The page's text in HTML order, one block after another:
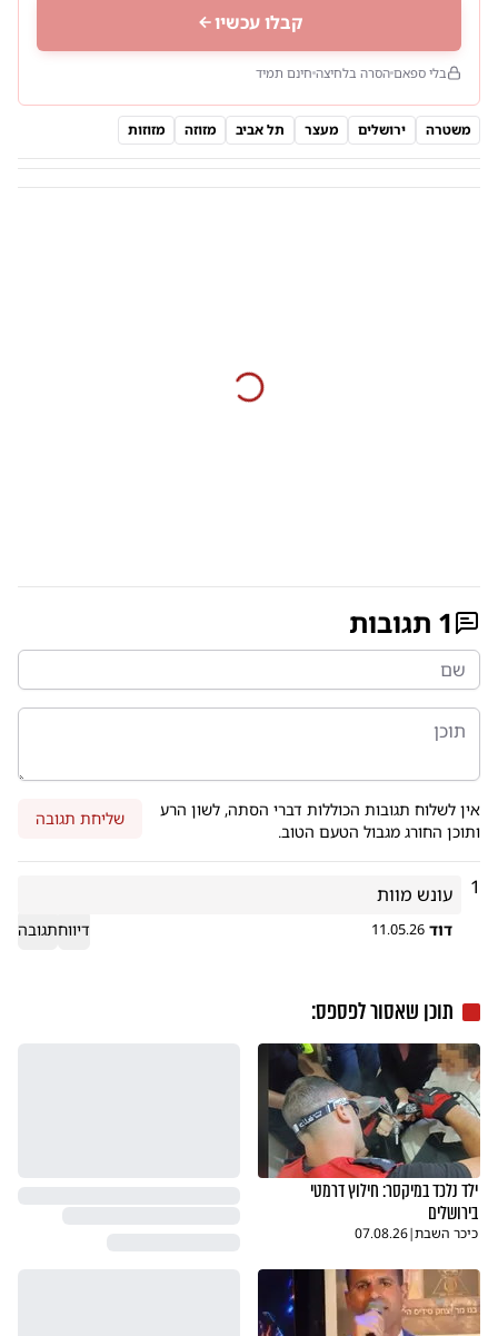
קבלו עכשיו
בלי ספאם הסרה בלחיצה חינם תמיד
משטרה ירושלים מעצר תל אביב מזוזה מזוזות
1 תגובות
אין לשלוח תגובות הכוללות דברי הסתה, לשון הרע
ותוכן החורג מגבול הטעם הטוב.
שליחת תגובה
1 עונש מוות
דוד 11.05.26 דיווחתגובה
תוכן שאסור לפספס:
ילד נלכד במיקסר: חילוץ דרמטי
בירושלים
כיכר השבת|
07.08.26